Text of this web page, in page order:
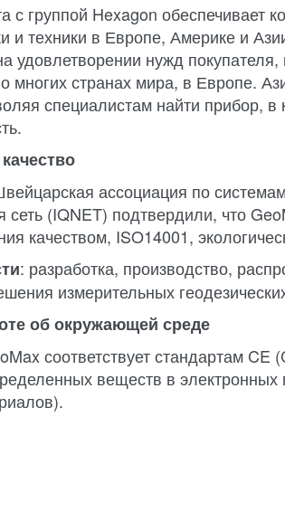
с группой Hexagon обеспечивает
и техники в Европе, Америке и
удовлетворении нужд
многих странах мира, в Европе.
специалистам найти прибор,
ассоциация по
(IQNET) подтвердили, что
качеством, ISO14001,
: разработка, производство,
измерительных
об окружающей среде
соответствует стандартам
веществ в